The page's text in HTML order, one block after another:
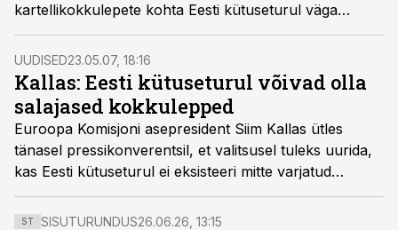
kartellikokkulepete kohta Eesti kütuseturul väga
räigeteks.
UUDISED23.05.07, 18:16
Kallas: Eesti kütuseturul võivad olla
salajased kokkulepped
Euroopa Komisjoni asepresident Siim Kallas ütles
tänasel pressikonverentsil, et valitsusel tuleks uurida,
kas Eesti kütuseturul ei eksisteeri mitte varjatud
kartellikokkulepped.
ST SISUTURUNDUS26.06.26, 13:15